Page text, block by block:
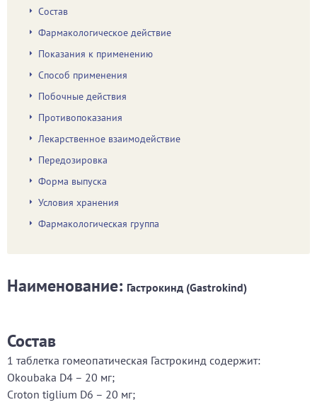
Состав
Фармакологическое действие
Показания к применению
Способ применения
Побочные действия
Противопоказания
Лекарственное взаимодействие
Передозировка
Форма выпуска
Условия хранения
Фармакологическая группа
Наименование: Гастрокинд (Gastrokind)
Состав
1 таблетка гомеопатическая Гастрокинд содержит:
Okoubaka D4 – 20 мг;
Croton tiglium D6 – 20 мг;